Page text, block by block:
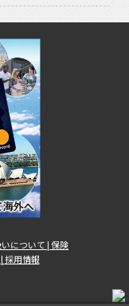
について |保険
採用情報